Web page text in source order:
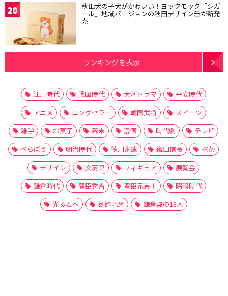
20 秋田犬の子犬がかわいい！ヨックモック「シガ
ール」地域バージョンの秋田デザイン缶が新発
売
ランキングを表示
江戸時代 戦国時代 大河ドラマ
平安時代
アニメ
ロングセラー 戦国武将
スイーツ
雑学
お菓子 幕末 漫画 時代劇
テレビ
べらぼう
明治時代 徳川家康 織田信長
抹茶
デザイン
文房具 フィギュア
展覧会
鎌倉時代
豊臣秀吉 豊臣兄弟！
昭和時代
光る君へ
葛飾北斎 鎌倉殿の13人